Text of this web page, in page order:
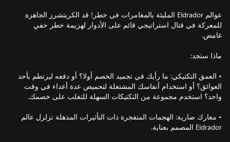
عوالم Eldrador المليئة بالمغامرات في خطر! قد الكريتشرز الجاهزة
للمعركة في قتال استراتيجي قائم على الأدوار لهزيمة خطر خفي
• العمق التكتيكي: ما رأيك في تجميد الخصم أولا؟ أو دفعه ليرتطم بأحد
العوائق؟ أو استخدام أنفاسك المشتعلة لتحميص عدة أعداء في وقت
• معارك ضارية: الهجمات المتفجرة ذات التأثيرات المذهلة تزلزل عالم